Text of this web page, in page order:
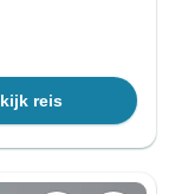
reis